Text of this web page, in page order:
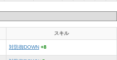
スキル
対防御DOWN +8